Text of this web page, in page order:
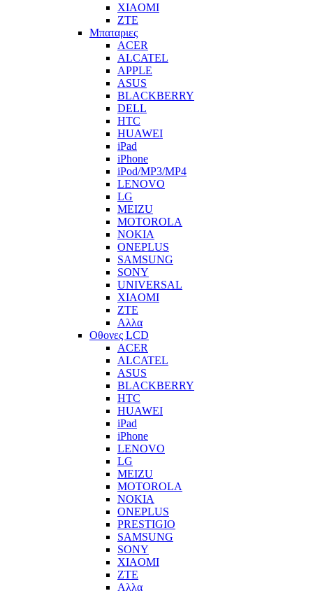
XIAOMI
ZTE
Μπαταριες
ACER
ALCATEL
APPLE
ASUS
BLACKBERRY
DELL
HTC
HUAWEI
iPad
iPhone
iPod/MP3/MP4
LENOVO
LG
MEIZU
MOTOROLA
NOKIA
ONEPLUS
SAMSUNG
SONY
UNIVERSAL
XIAOMI
ZTE
Αλλα
Οθονες LCD
ACER
ALCATEL
ASUS
BLACKBERRY
HTC
HUAWEI
iPad
iPhone
LENOVO
LG
MEIZU
MOTOROLA
NOKIA
ONEPLUS
PRESTIGIO
SAMSUNG
SONY
XIAOMI
ZTE
Αλλα